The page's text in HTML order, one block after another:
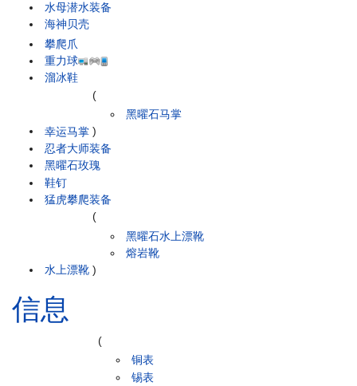
水母潜水装备
海神贝壳
攀爬爪
重力球
溜冰鞋
幸运马掌
(
黑曜石马掌
)
忍者大师装备
黑曜石玫瑰
鞋钉
猛虎攀爬装备
水上漂靴
(
黑曜石水上漂靴
熔岩靴
)
信息
(
铜表
锡表